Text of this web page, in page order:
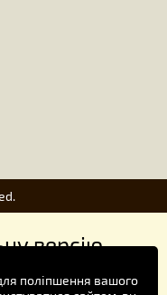
поліпшення вашого
версію